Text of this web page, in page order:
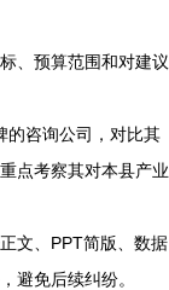
、预算范围和对建议
的咨询公司，对比其
点考察其对本县产业
文、PPT简版、数据
避免后续纠纷。